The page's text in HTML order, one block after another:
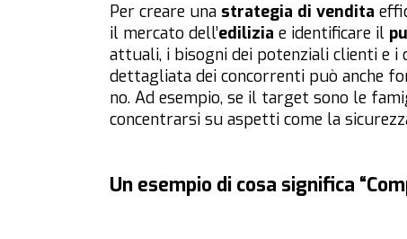
Per creare una strategia di vendita
il mercato dell’edilizia e identificare il
attuali, i bisogni dei potenziali clienti e i
dettagliata dei concorrenti può anche
no. Ad esempio, se il target sono le
concentrarsi su aspetti come la
Un esempio di cosa significa